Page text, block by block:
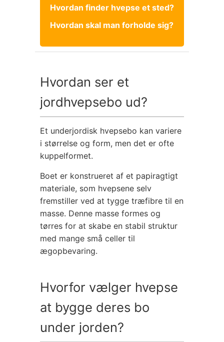
Hvordan finder hvepse et sted?
Hvordan skal man forholde sig?
Hvordan ser et
jordhvepsebo ud?
Et underjordisk hvepsebo kan variere
i størrelse og form, men det er ofte
kuppelformet.
Boet er konstrueret af et papiragtigt
materiale, som hvepsene selv
fremstiller ved at tygge træfibre til en
masse. Denne masse formes og
tørres for at skabe en stabil struktur
med mange små celler til
ægopbevaring.
Hvorfor vælger hvepse
at bygge deres bo
under jorden?